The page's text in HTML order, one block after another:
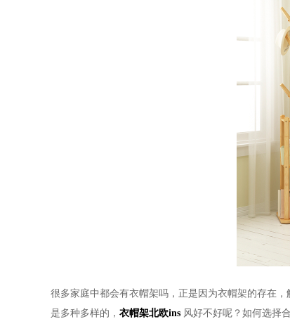
很多家庭中都会有衣帽架吗，正是因为衣帽架的存在
是多种多样的， 衣帽架北欧ins 风好不好呢？如何选择